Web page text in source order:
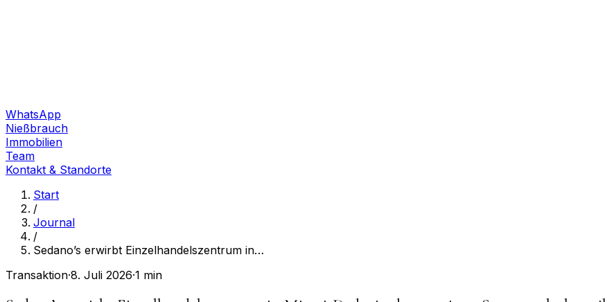
WhatsApp
Nießbrauch
Immobilien
Team
Kontakt & Standorte
Start
/
Journal
/
Sedano’s erwirbt Einzelhandelszentrum in…
Transaktion·8. Juli 2026·1 min